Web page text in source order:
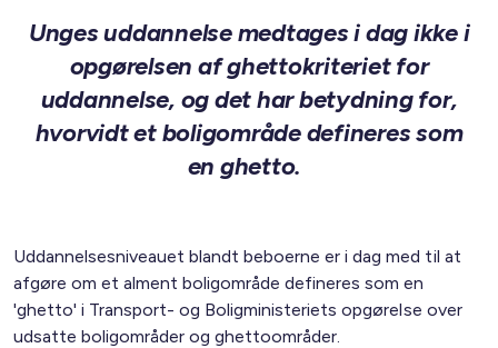
Unges uddannelse medtages i dag ikke i
opgørelsen af ghettokriteriet for
uddannelse, og det har betydning for,
hvorvidt et boligområde defineres som
en ghetto.
Uddannelsesniveauet blandt beboerne er i dag med til at
afgøre om et alment boligområde defineres som en
'ghetto' i Transport- og Boligministeriets opgørelse over
udsatte boligområder og ghettoområder.